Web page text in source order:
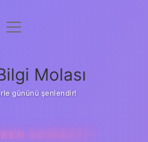
Uyarı
menüyü
Molası
gününü şenlendir!
KONSEPTI